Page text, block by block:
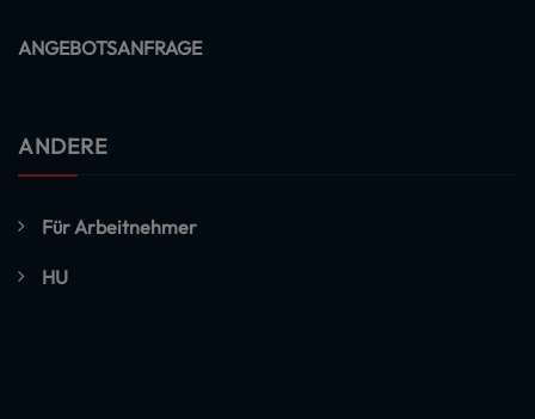
ANGEBOTSANFRAGE
ANDERE
Für Arbeitnehmer
HU